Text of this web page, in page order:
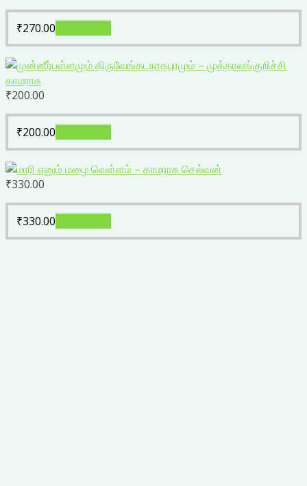
₹270.00
₹200.00
₹200.00
₹330.00
₹330.00